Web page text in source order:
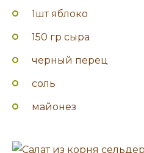
1шт яблоко
150 гр сыра
черный перец
соль
майонез